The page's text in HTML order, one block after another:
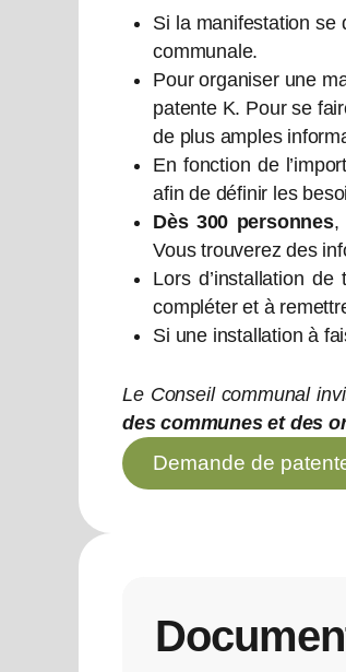
Si la manifestation se
communale.
Pour organiser une
patente K. Pour se
de plus amples
En fonction de
afin de définir les
Dès 300 personnes,
Vous trouverez des
Lors d’installation
compléter et à
Si une installation à
Le Conseil communal
des communes et des
Demande de